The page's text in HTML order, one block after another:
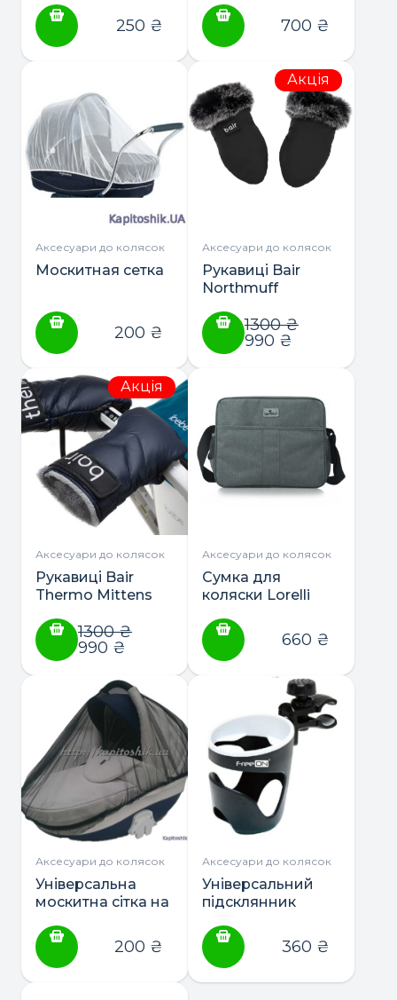
250 ₴ 700 ₴
Аксесуари до колясок
Москитная сетка
200 ₴
Акція
Аксесуари до колясок
Рукавиці Bair
Northmuff
1300₴
990 ₴
Акція
Аксесуари до колясок
Рукавиці Bair
Thermo Mittens
1300₴
990 ₴
Аксесуари до колясок
Сумка для
коляски Lorelli
660 ₴
Аксесуари до колясок
Універсальна
москитна сітка на
«Комарик» чорна
200 ₴
Аксесуари до колясок
Універсальний
підсклянник
360 ₴